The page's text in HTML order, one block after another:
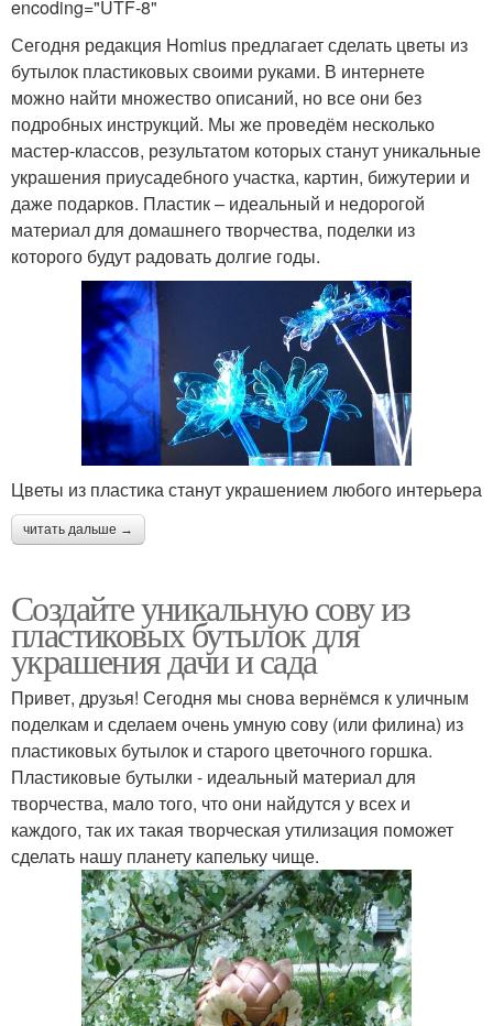
encoding="UTF-8"
Сегодня редакция Homius предлагает сделать цветы из
бутылок пластиковых своими руками. В интернете
можно найти множество описаний, но все они без
подробных инструкций. Мы же проведём несколько
мастер-классов, результатом которых станут уникальные
украшения приусадебного участка, картин, бижутерии и
даже подарков. Пластик – идеальный и недорогой
материал для домашнего творчества, поделки из
которого будут радовать долгие годы.
Цветы из пластика станут украшением любого интерьера
читать дальше →
Создайте уникальную сову из
пластиковых бутылок для
украшения дачи и сада
Привет, друзья! Сегодня мы снова вернёмся к уличным
поделкам и сделаем очень умную сову (или филина) из
пластиковых бутылок и старого цветочного горшка.
Пластиковые бутылки - идеальный материал для
творчества, мало того, что они найдутся у всех и
каждого, так их такая творческая утилизация поможет
сделать нашу планету капельку чище.